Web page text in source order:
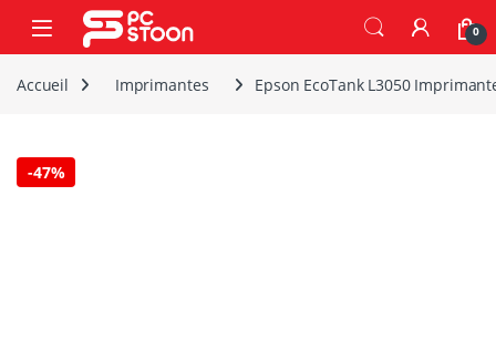
Skip to navigation
Skip to content
0
Accueil Imprimantes Epson EcoTank L3050
-47%